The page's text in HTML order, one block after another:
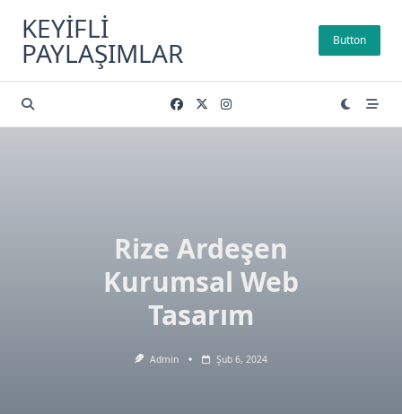
content
KEYIFLI
PAYLAŞIMLAR Button
Rize Ardeşen
Kurumsal Web
Tasarım
Admin Şub 6, 2024